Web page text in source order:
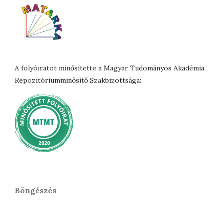
A folyóiratot minősítette a Magyar Tudományos Akadémia
Repozitóriumminősítő Szakbizottsága:
Böngészés